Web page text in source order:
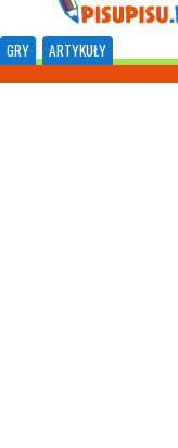
GRY ARTYKUŁY